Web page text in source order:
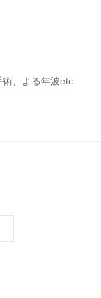
、よる年波etc